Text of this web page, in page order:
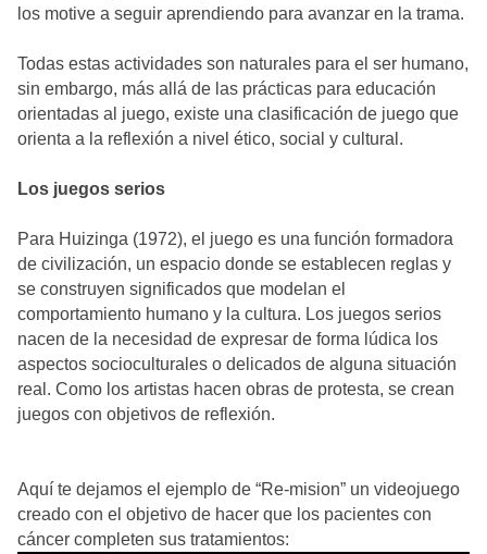
los motive a seguir aprendiendo para avanzar en la trama.
Todas estas actividades son naturales para el ser humano,
sin embargo, más allá de las prácticas para educación
orientadas al juego, existe una clasificación de juego que
orienta a la reflexión a nivel ético, social y cultural.
Los juegos serios
Para Huizinga (1972), el juego es una función formadora
de civilización, un espacio donde se establecen reglas y
se construyen significados que modelan el
comportamiento humano y la cultura. Los juegos serios
nacen de la necesidad de expresar de forma lúdica los
aspectos socioculturales o delicados de alguna situación
real. Como los artistas hacen obras de protesta, se crean
juegos con objetivos de reflexión.
Aquí te dejamos el ejemplo de “Re-mision” un videojuego
creado con el objetivo de hacer que los pacientes con
cáncer completen sus tratamientos: